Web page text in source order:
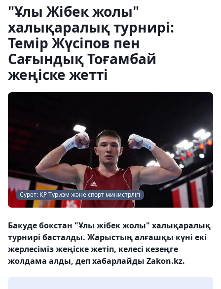
"Ұлы Жібек жолы"
халықаралық турнирі:
Темір Жүсіпов пен
Сағындық Тоғамбай
жеңіске жетті
Сурет: ҚР Туризм және спорт министрлігі
Бакуде бокстан "Ұлы жібек жолы" халықаралық
турнирі басталды. Жарыстың алғашқы күні екі
жерлесіміз жеңіске жетіп, келесі кезеңге
жолдама алды, деп хабарлайды Zakon.kz.